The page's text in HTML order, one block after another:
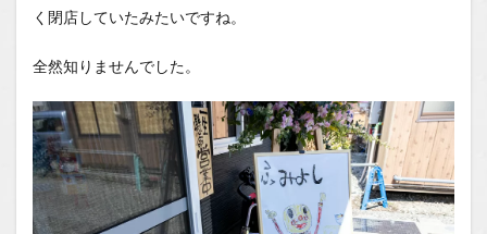
く閉店していたみたいですね。
全然知りませんでした。